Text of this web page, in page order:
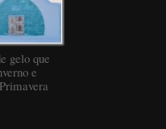
gelo que
e